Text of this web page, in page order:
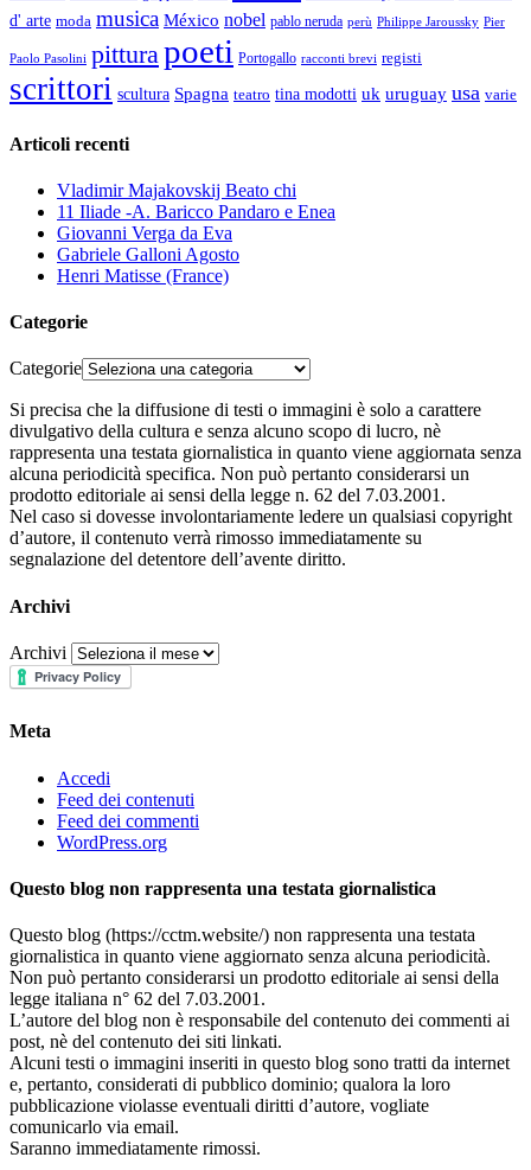
d' arte moda musica México nobel pablo neruda perù Philippe Jaroussky Pier
Paolo Pasolini pitturapoeti Portogallo racconti brevi registi
scrittori scultura Spagna teatro tina modotti uk uruguay usa varie
Articoli recenti
Vladimir Majakovskij Beato chi
11 Iliade -A. Baricco Pandaro e Enea
Giovanni Verga da Eva
Gabriele Galloni Agosto
Henri Matisse (France)
Categorie
Categorie
Si precisa che la diffusione di testi o immagini è solo a carattere
divulgativo della cultura e senza alcuno scopo di lucro, nè
rappresenta una testata giornalistica in quanto viene aggiornata senza
alcuna periodicità specifica. Non può pertanto considerarsi un
prodotto editoriale ai sensi della legge n. 62 del 7.03.2001.
Nel caso si dovesse involontariamente ledere un qualsiasi copyright
d’autore, il contenuto verrà rimosso immediatamente su
segnalazione del detentore dell’avente diritto.
Archivi
Archivi
Meta
Accedi
Feed dei contenuti
Feed dei commenti
WordPress.org
Questo blog non rappresenta una testata giornalistica
Questo blog (https://cctm.website/) non rappresenta una testata
giornalistica in quanto viene aggiornato senza alcuna periodicità.
Non può pertanto considerarsi un prodotto editoriale ai sensi della
legge italiana n° 62 del 7.03.2001.
L’autore del blog non è responsabile del contenuto dei commenti ai
post, nè del contenuto dei siti linkati.
Alcuni testi o immagini inseriti in questo blog sono tratti da internet
e, pertanto, considerati di pubblico dominio; qualora la loro
pubblicazione violasse eventuali diritti d’autore, vogliate
comunicarlo via email.
Saranno immediatamente rimossi.